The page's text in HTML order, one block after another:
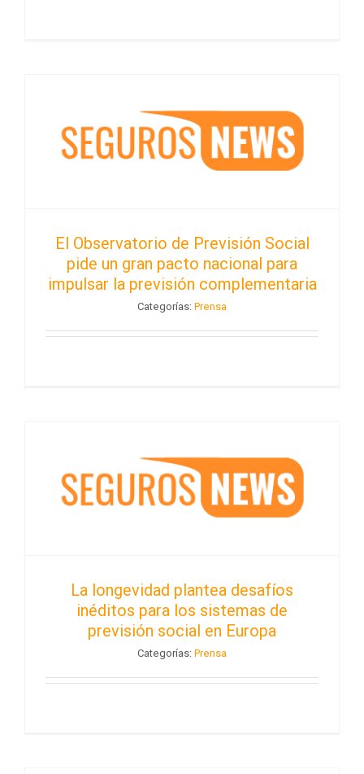
El Observatorio de Previsión Social
pide un gran pacto nacional para
impulsar la previsión complementaria
Categorías: Prensa
La longevidad plantea desafíos
inéditos para los sistemas de
previsión social en Europa
Categorías: Prensa